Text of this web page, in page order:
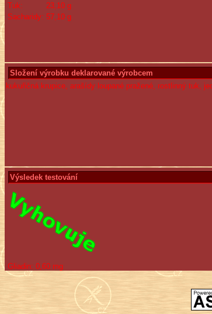
Tuk:
23,10 g
Sacharidy: 57,10 g
Složení výrobku deklarované výrobcem
kukuřičná krupice, arašídy loupané pražené, rostlinný tuk,
Výsledek testování
Gliadin: 0,60 mg